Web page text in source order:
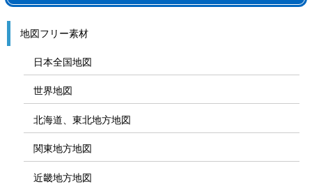
地図フリー素材
日本全国地図
世界地図
北海道、東北地方地図
関東地方地図
近畿地方地図